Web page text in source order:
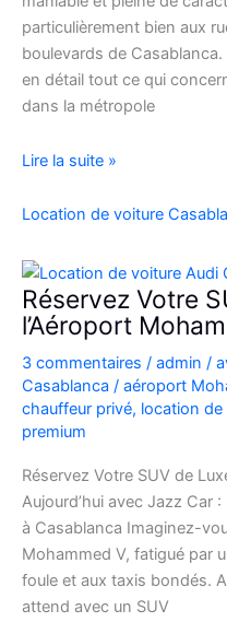
particulièrement bien aux
boulevards de
en détail tout ce qui
dans la métropole
Voyager
Casablanca
Fiat
500
:
pratiques
et
bons
Lire la suite »
Location de voiture
Réservez Votre
l’Aéroport
3 commentaires / admin /
Casablanca / aéroport
chauffeur privé, location de
premium
Réservez Votre SUV de
Aujourd’hui avec Jazz Car
à Casablanca Imaginez-
Mohammed V, fatigué par
foule et aux taxis bondés.
attend avec un SUV